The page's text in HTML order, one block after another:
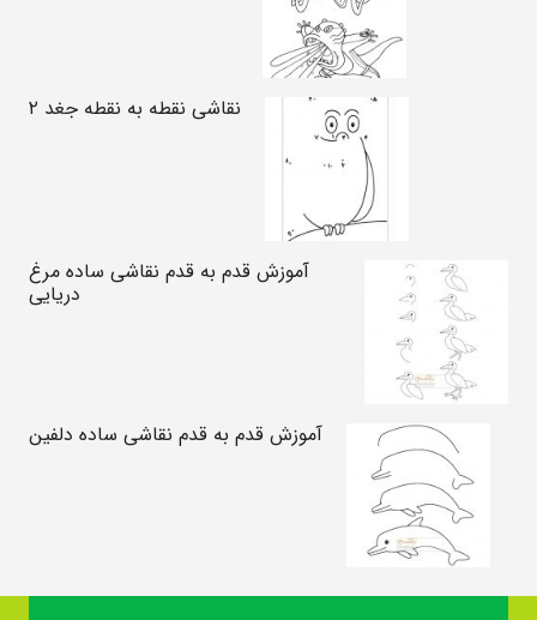
نقاشی نقطه به نقطه جغد ۲
آموزش قدم به قدم نقاشی ساده مرغ
دریایی
آموزش قدم به قدم نقاشی ساده دلفین